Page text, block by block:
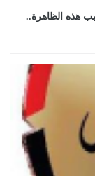
هذه الظاهرة..